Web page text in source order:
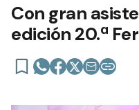
Con gran
edición 20.ª